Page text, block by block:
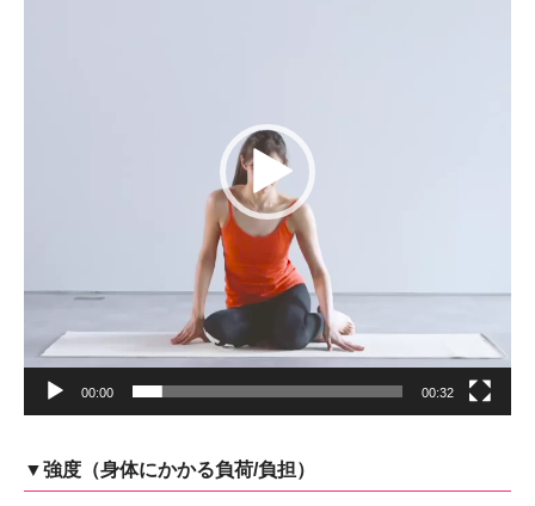
00:00 00:32
▼強度（身体にかかる負荷/負担）